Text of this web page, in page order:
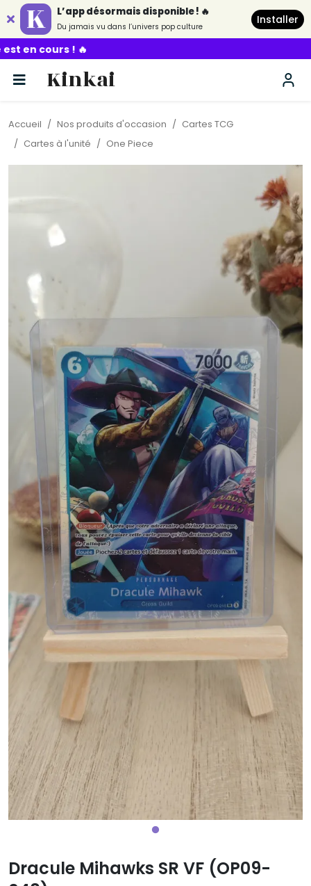
L’app désormais disponible ! 🔥
Du jamais vu dans l’univers pop culture
Installer
Kinkai
Accueil Nos produits d'occasion
Cartes TCG
Cartes à l'unité
One Piece
Dracule Mihawks SR VF (OP09-